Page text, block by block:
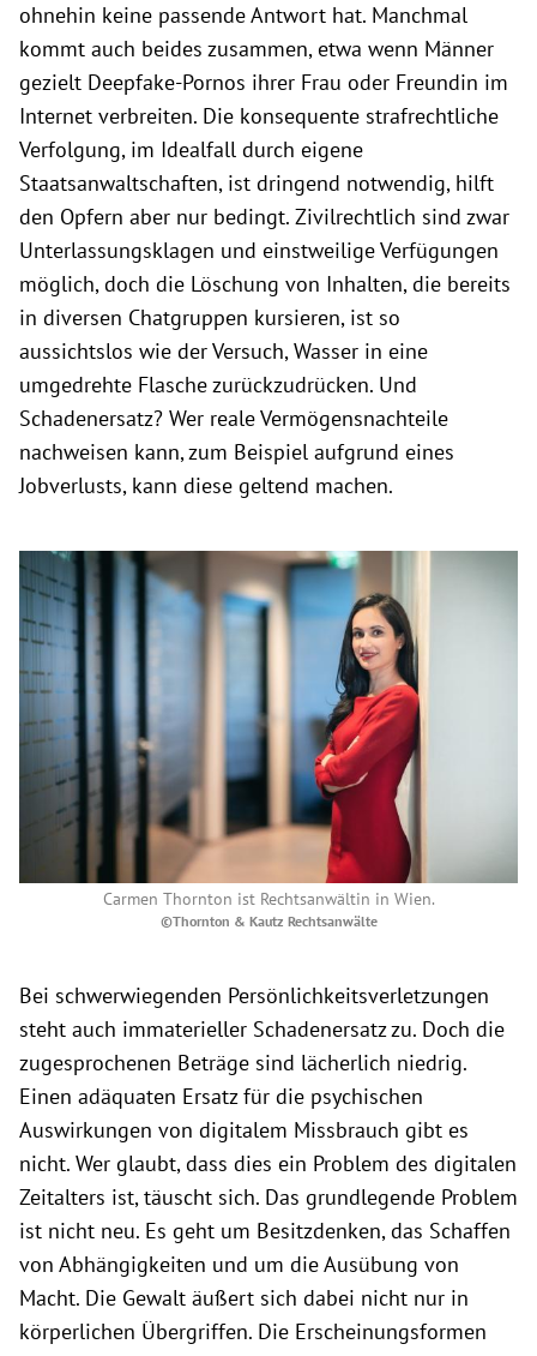
ohnehin keine passende Antwort hat. Manchmal
kommt auch beides zusammen, etwa wenn Männer
gezielt Deepfake-Pornos ihrer Frau oder Freundin im
Internet verbreiten. Die konsequente strafrechtliche
Verfolgung, im Idealfall durch eigene
Staatsanwaltschaften, ist dringend notwendig, hilft
den Opfern aber nur bedingt. Zivilrechtlich sind zwar
Unterlassungsklagen und einstweilige Verfügungen
möglich, doch die Löschung von Inhalten, die bereits
in diversen Chatgruppen kursieren, ist so
aussichtslos wie der Versuch, Wasser in eine
umgedrehte Flasche zurückzudrücken. Und
Schadenersatz? Wer reale Vermögensnachteile
nachweisen kann, zum Beispiel aufgrund eines
Jobverlusts, kann diese geltend machen.
Carmen Thornton ist Rechtsanwältin in Wien.
©Thornton & Kautz Rechtsanwälte
Bei schwerwiegenden Persönlichkeitsverletzungen
steht auch immaterieller Schadenersatz zu. Doch die
zugesprochenen Beträge sind lächerlich niedrig.
Einen adäquaten Ersatz für die psychischen
Auswirkungen von digitalem Missbrauch gibt es
nicht. Wer glaubt, dass dies ein Problem des digitalen
Zeitalters ist, täuscht sich. Das grundlegende Problem
ist nicht neu. Es geht um Besitzdenken, das Schaffen
von Abhängigkeiten und um die Ausübung von
Macht. Die Gewalt äußert sich dabei nicht nur in
körperlichen Übergriffen. Die Erscheinungsformen